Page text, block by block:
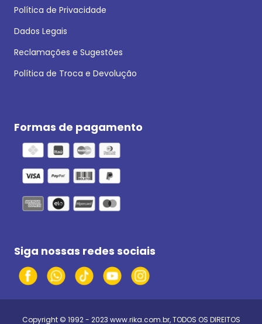
Política de Privacidade
Dados Legais
Reclamações e Sugestões
Política de Troca e Devolução
Formas de pagamento
Siga nossas redes sociais
Copyright © 1992 - 2023 www.rika.com.br, TODOS OS DIREITOS